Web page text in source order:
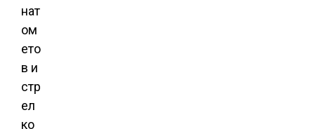
нат
ом
ето
в и
стр
ел
ко